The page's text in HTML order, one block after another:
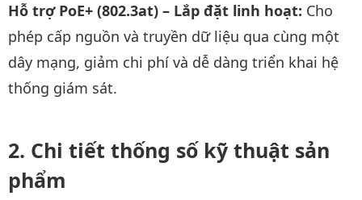
Hỗ trợ PoE+ (802.3at) – Lắp đặt linh hoạt: Cho
phép cấp nguồn và truyền dữ liệu qua cùng một
dây mạng, giảm chi phí và dễ dàng triển khai hệ
thống giám sát.
Chi tiết thống số kỹ thuật sản
phẩm